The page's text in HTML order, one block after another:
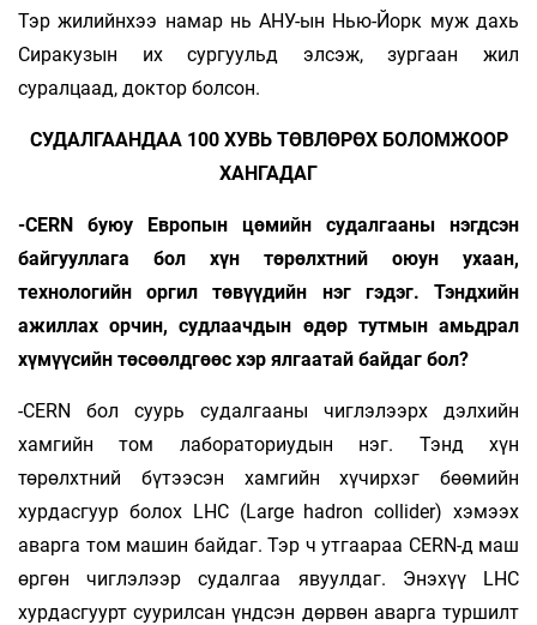
Тэр жилийнхээ намар нь АНУ-ын Нью-Йорк муж дахь
Сиракузын их сургуульд элсэж, зургаан жил
суралцаад, доктор болсон.
СУДАЛГААНДАА 100 ХУВЬ ТӨВЛӨРӨХ БОЛОМЖООР
ХАНГАДАГ
-CERN буюу Европын цөмийн судалгааны нэгдсэн
байгууллага бол хүн төрөлхтний оюун ухаан,
технологийн оргил төвүүдийн нэг гэдэг. Тэндхийн
ажиллах орчин, судлаачдын өдөр тутмын амьдрал
хүмүүсийн төсөөлдгөөс хэр ялгаатай байдаг бол?
-CERN бол суурь судалгааны чиглэлээрх дэлхийн
хамгийн том лабораториудын нэг. Тэнд хүн
төрөлхтний бүтээсэн хамгийн хүчирхэг бөөмийн
хурдасгуур болох LHC (Large hadron collider) хэмээх
аварга том машин байдаг. Тэр ч утгаараа CERN-д маш
өргөн чиглэлээр судалгаа явуулдаг. Энэхүү LHC
хурдасгуурт суурилсан үндсэн дөрвөн аварга туршилт